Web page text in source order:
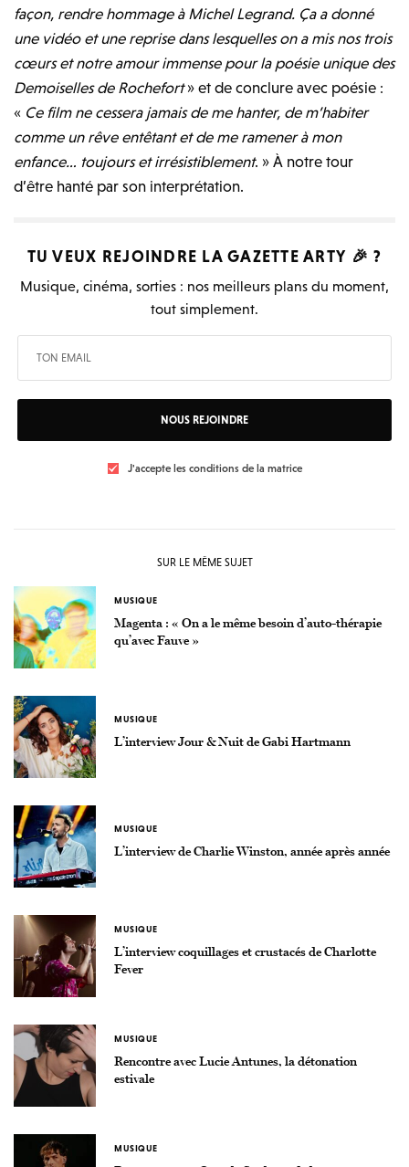
façon, rendre hommage à Michel Legrand. Ça a donné
une vidéo et une reprise dans lesquelles on a mis nos trois
cœurs et notre amour immense pour la poésie unique des
Demoiselles de Rochefort» et de conclure avec poésie :
« Ce film ne cessera jamais de me hanter, de m’habiter
comme un rêve entêtant et de me ramener à mon
enfance… toujours et irrésistiblement. » À notre tour
d’être hanté par son interprétation.
TU VEUX REJOINDRE LAGAZETTE ARTY 🎉 ?
Musique, cinéma, sorties : nos meilleurs plans du moment,
tout simplement.
NOUS REJOINDRE
J'accepte les conditions de la matrice
SUR LE MÊME SUJET
MUSIQUE
Magenta : « On a le même besoin d’auto-thérapie
qu’avec Fauve »
MUSIQUE
L’interview Jour & Nuit de Gabi Hartmann
MUSIQUE
L’interview de Charlie Winston, année après année
MUSIQUE
L’interview coquillages et crustacés de Charlotte
Fever
MUSIQUE
Rencontre avec Lucie Antunes, la détonation
estivale
MUSIQUE